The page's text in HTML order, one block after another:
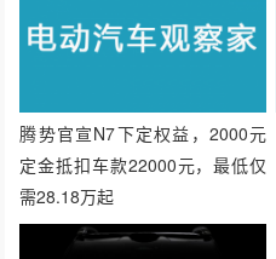
腾势官宣N7下定权益，2000元
定金抵扣车款22000元，最低仅
需28.18万起